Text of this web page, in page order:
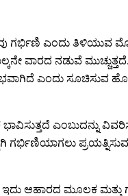
ಗರ್ಭಿಣಿ ಎಂದು ತಿಳಿಯುವ
ವಾರದ ನಡುವೆ
ಎಂದು ಸೂಚಿಸುವ
ಎಂಬುದನ್ನು
ಗರ್ಭಿಣಿಯಾಗಲು ಪ್ರಯತ್ನಿಸುವ
ಇದು ಆಹಾರದ ಮೂಲಕ